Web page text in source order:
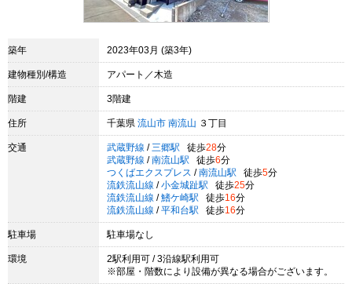
築年 2023年03月 (築3年)
建物種別/構造 アパート／木造
階建 3階建
住所 千葉県 流山市 南流山 ３丁目
交通 武蔵野線 / 三郷駅 徒歩28分
武蔵野線 / 南流山駅 徒歩6分
つくばエクスプレス / 南流山駅 徒歩5分
流鉄流山線 / 小金城趾駅 徒歩25分
流鉄流山線 / 鰭ケ崎駅 徒歩16分
流鉄流山線 / 平和台駅 徒歩16分
駐車場 駐車場なし
環境
2駅利用可 / 3沿線駅利用可
※部屋・階数により設備が異なる場合がございます。